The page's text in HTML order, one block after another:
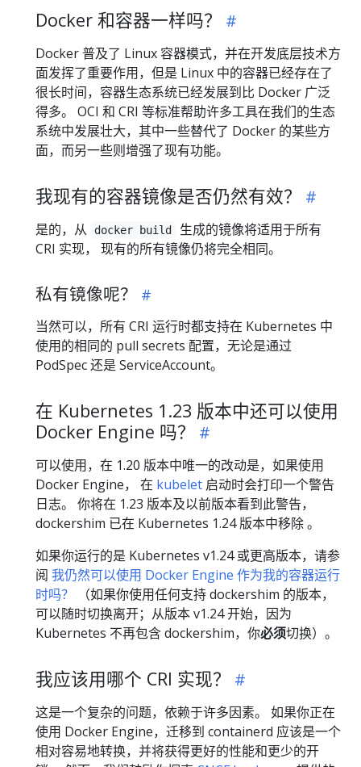
Docker 和容器一样吗？
Docker 普及了 Linux 容器模式，并在开发底层技术方
面发挥了重要作用，但是 Linux 中的容器已经存在了
很长时间，容器生态系统已经发展到比 Docker 广泛
得多。 OCI 和 CRI 等标准帮助许多工具在我们的生态
系统中发展壮大，其中一些替代了 Docker 的某些方
面，而另一些则增强了现有功能。
我现有的容器镜像是否仍然有效？
是的，从 docker build
生成的镜像将适用于所有
CRI 实现， 现有的所有镜像仍将完全相同。
私有镜像呢？
当然可以，所有 CRI 运行时都支持在 Kubernetes 中
使用的相同的 pull secrets 配置，无论是通过
PodSpec 还是 ServiceAccount。
在 Kubernetes 1.23 版本中还可以使用
Docker Engine 吗？
可以使用，在 1.20 版本中唯一的改动是，如果使用
Docker Engine， 在 kubelet 启动时会打印一个警告
日志。 你将在 1.23 版本及以前版本看到此警告，
dockershim 已在 Kubernetes 1.24 版本中移除 。
如果你运行的是 Kubernetes v1.24 或更高版本，请参
阅 我仍然可以使用 Docker Engine 作为我的容器运行
时吗？
（如果你使用任何支持 dockershim 的版本，
可以随时切换离开；从版本 v1.24 开始，因为
Kubernetes 不再包含 dockershim，你必须切换）。
我应该用哪个 CRI 实现？
这是一个复杂的问题，依赖于许多因素。 如果你正在
使用 Docker Engine，迁移到 containerd 应该是一个
相对容易地转换，并将获得更好的性能和更少的开